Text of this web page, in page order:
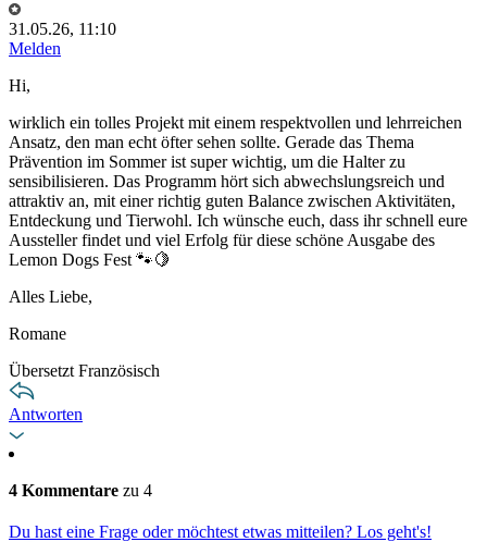
31.05.26, 11:10
Melden
Hi,
wirklich ein tolles Projekt mit einem respektvollen und lehrreichen
Ansatz, den man echt öfter sehen sollte. Gerade das Thema
Prävention im Sommer ist super wichtig, um die Halter zu
sensibilisieren. Das Programm hört sich abwechslungsreich und
attraktiv an, mit einer richtig guten Balance zwischen Aktivitäten,
Entdeckung und Tierwohl. Ich wünsche euch, dass ihr schnell eure
Aussteller findet und viel Erfolg für diese schöne Ausgabe des
Lemon Dogs Fest 🐾🍋
Alles Liebe,
Romane
Übersetzt Französisch
Antworten
4 Kommentare zu 4
Du hast eine Frage oder möchtest etwas mitteilen? Los geht's!